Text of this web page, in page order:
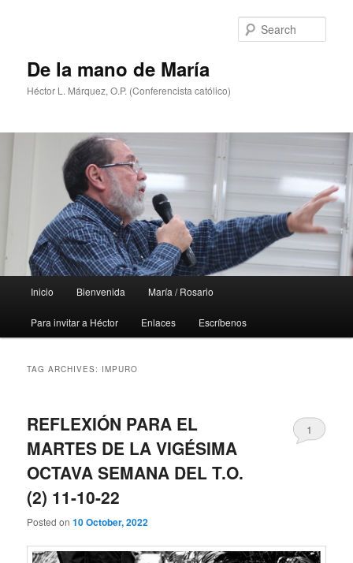
De la mano de María
Héctor L. Márquez, O.P. (Conferencista católico)
Inicio Bienvenida María / Rosario
Para invitar a Héctor Enlaces Escríbenos
TAG ARCHIVES: IMPURO
REFLEXIÓN PARA EL
MARTES DE LA VIGÉSIMA
OCTAVA SEMANA DEL T.O.
(2) 11-10-22
Posted on10 October, 2022
1